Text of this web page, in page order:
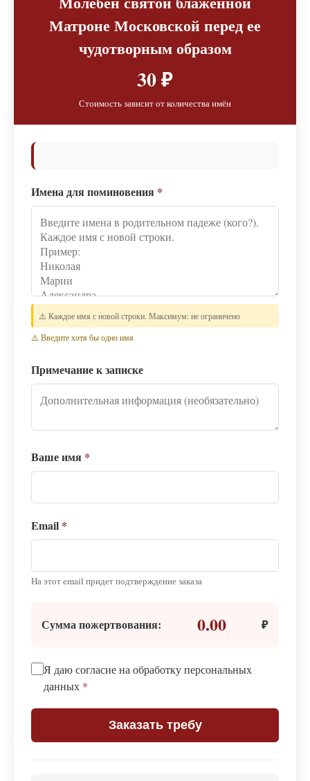
Матроне Московской перед ее
чудотворным образом
30 ₽
Стоимость зависит от количества имён
Имена для поминовения *
⚠️ Каждое имя с новой строки. Максимум: не ограничено
⚠️ Введите хотя бы одно имя
Примечание к записке
Ваше имя *
Email *
На этот email придет подтверждение заказа
Сумма пожертвования: 0.00 ₽
Я даю согласие на обработку персональных
данных *
Заказать требу